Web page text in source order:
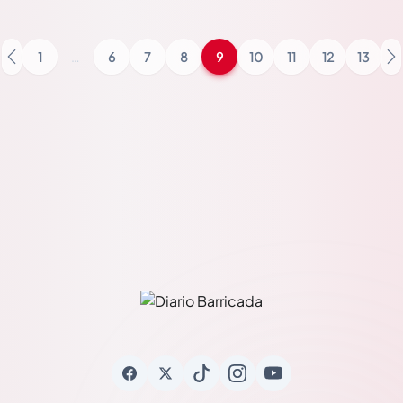
1 6 7 8 9 10 11 12 13